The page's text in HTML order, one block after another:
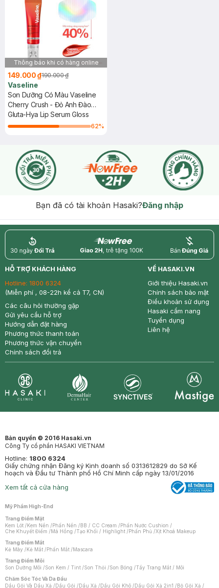
Thông báo khi có hàng online
149.000 ₫190.000 ₫
Vaseline
Son Dưỡng Có Màu Vaseline
Cherry Crush - Đỏ Anh Đào
10ml
Gluta-Hya Lip Serum Gloss
62%
Bạn đã có tài khoản Hasaki?Đăng nhập
return nowfree price
HỖ TRỢ KHÁCH HÀNG
Hotline: 1800 6324
(Miễn phí , 08-22h kể cả T7, CN)
Các câu hỏi thường gặp
Gửi yêu cầu hỗ trợ
Hướng dẫn đặt hàng
Phương thức thanh toán
Phương thức vận chuyển
Chính sách đổi trả
VỀ HASAKI.VN
Giới thiệu Hasaki.vn
Chính sách bảo mật
Điều khoản sử dụng
Hasaki cẩm nang
Tuyển dụng
Liên hệ
Bản quyền © 2016 Hasaki.vn
Công Ty cổ phần HASAKI VIETNAM
Hotline: 1800 6324
Giấy chứng nhận Đăng ký Kinh doanh số 0313612829 do Sở Kế
hoạch và Đầu tư Thành phố Hồ Chí Minh cấp ngày 13/01/2016
Xem tất cả cửa hàng
Mỹ Phẩm High-End
Trang Điểm Mặt
Kem Lót /Kem Nền /Phấn Nền /BB / CC Cream /Phấn Nước Cushion /
Che Khuyết Điểm /Má Hồng /Tạo Khối / Highlight /Phấn Phủ /Xịt Khoá Makeup
Trang Điểm Mắt
Kẻ Mày /Kẻ Mắt /Phấn Mắt /Mascara
Trang Điểm Môi
Son Dưỡng Môi /Son Kem / Tint /Son Thỏi /Son Bóng /Tẩy Trang Mắt / Môi
Chăm Sóc Tóc Và Da Đầu
Dầu Gội Và Dầu Xả /Dầu Gội /Dầu Xả /Dầu Gội Khô /Dầu Gội Xả 2in1 /Bộ Gội Xả /